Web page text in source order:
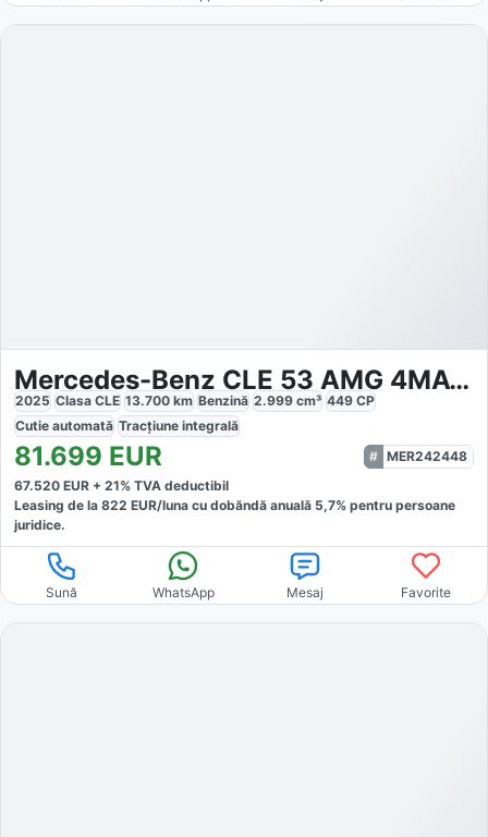
Mercedes-Benz CLE 53 AMG 4MATIC Cabrio
2025 Clasa CLE 13.700 km Benzină 2.999 cm³ 449 CP
Cutie automată Tracțiune integrală
81.699 EUR
MER242448
67.520 EUR + 21% TVA deductibil
Leasing de la 822 EUR/luna cu dobăndă anuală 5,7% pentru persoane
juridice.
Sună WhatsApp Mesaj Favorite